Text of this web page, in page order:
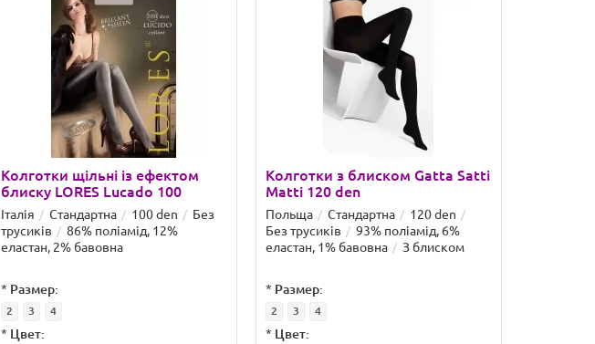
Колготки щільні із ефектом
блиску LORES Lucado 100
Італія Стандартна 100 den
Без
трусиків
86% поліамід, 12%
еластан, 2% бавовна
* Размер:
2 3 4
* Цвет:
Колготки з блиском Gatta Satti
Matti 120 den
Польща Стандартна
120 den
Без трусиків
93% поліамід, 6%
еластан, 1% бавовна
З блиском
* Размер:
2 3 4
* Цвет: